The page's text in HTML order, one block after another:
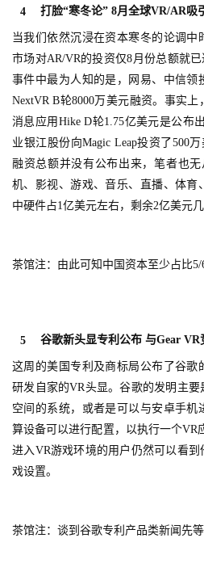
首
页
游
茶
原
创
戏
手
机
游
戏
单
机
4 打脸“寒冬论” 8月全球VR/AR吸
当我们依然沉浸在资本寒冬的论调中
市场对AR/VR的投资仅8月份总额就
事件中最为人知的是，网易、中信领
NextVR B轮8000万美元融资。事实
消息应用Hike D轮1.75亿美元是公布
业银江股份向Magic Leap投资了500
融资总额并没有公布出来，笔者也
机、影视、游戏、音乐、直播、体育
中硬件占1亿美元左右，剩余2亿美元
茶馆注：由此可知中国资本至少占比5/6
5 谷歌新头显专利公布 与Gear VR
这周的美国专利及商标局公布了谷歌
研发自家的VR头显。谷歌的发明主
空间的系统，或者是可以与安卓手机
算设备可以进行配置，以执行一个VR
进入VR游戏环境的用户仍然可以看
戏设置。
茶馆注：谈到谷歌专利产品类新闻先等